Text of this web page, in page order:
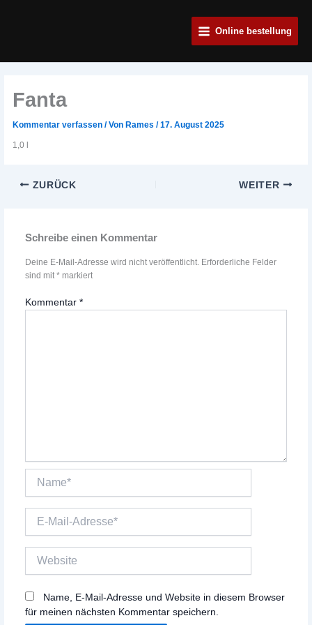
MenuOnline bestellung
Fanta
Kommentar verfassen / VonRames/17. August 2025
1,0 l
ZURÜCK WEITER
Schreibe einen Kommentar
Deine E-Mail-Adresse wird nicht veröffentlicht. Erforderliche Felder
sind mit* markiert
Kommentar*
Name*
Mail-
Name, E-Mail-Adresse und Website in diesem Browser
für meinen nächsten Kommentar speichern.